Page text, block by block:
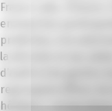
France Labs, Virteem,
entreprises
prédictive, à la
la décision et aux
d’audit et de gestion
regroupant offices de
hôteliers,